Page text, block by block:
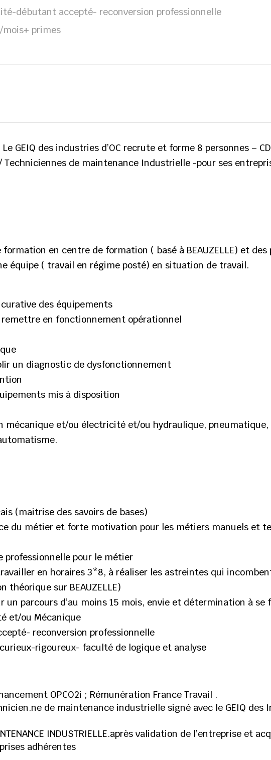
débutant accepté- reconversion professionnelle
mois+ primes
GEIQ des industries d’OC recrute et forme 8 personnes –
de maintenance Industrielle -pour ses
en centre de formation ( basé à BEAUZELLE) et des
équipe ( travail en régime posté) en situation de travail.
des équipements
en fonctionnement opérationnel
un diagnostic de dysfonctionnement
mis à disposition
mécanique et/ou électricité et/ou hydraulique,
(maitrise des savoirs de bases)
du métier et forte motivation pour les métiers manuels et
pour le métier
en horaires 3*8, à réaliser les astreintes qui
théorique sur BEAUZELLE)
un parcours d’au moins 15 mois, envie et détermination à se
et/ou Mécanique
reconversion professionnelle
rigoureux- faculté de logique et analyse
OPCO2i ; Rémunération France Travail .
de maintenance industrielle signé avec le GEIQ des
INDUSTRIELLE.après validation de l’entreprise et
adhérentes